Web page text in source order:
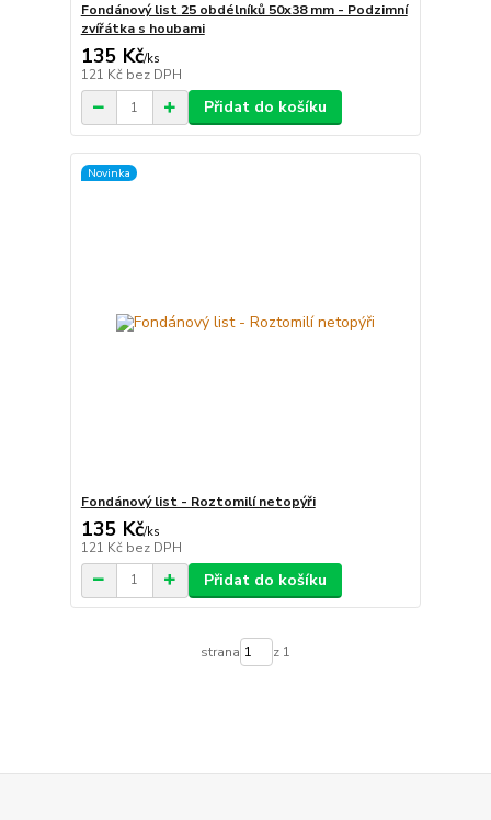
Fondánový list 25 obdélníků 50x38 mm - Podzimní
zvířátka s houbami
135 Kč/ks
121 Kč bez DPH
Přidat do košíku
Novinka
Fondánový list - Roztomilí netopýři
135 Kč/ks
121 Kč bez DPH
Přidat do košíku
strana z 1